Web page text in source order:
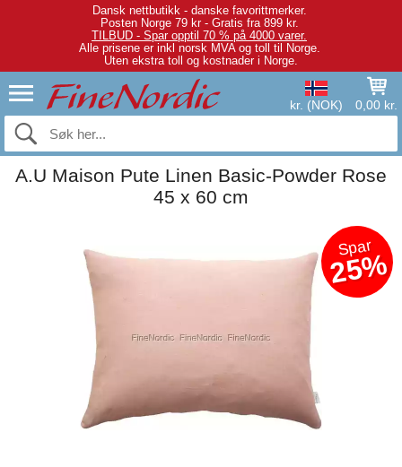
Dansk nettbutikk - danske favorittmerker.
Posten Norge 79 kr - Gratis fra 899 kr.
TILBUD - Spar opptil 70 % på 4000 varer.
Alle prisene er inkl norsk MVA og toll til Norge.
Uten ekstra toll og kostnader i Norge.
kr. (NOK) 0,00 kr.
A.U Maison Pute Linen Basic-Powder Rose
45 x 60 cm
Spar
25%